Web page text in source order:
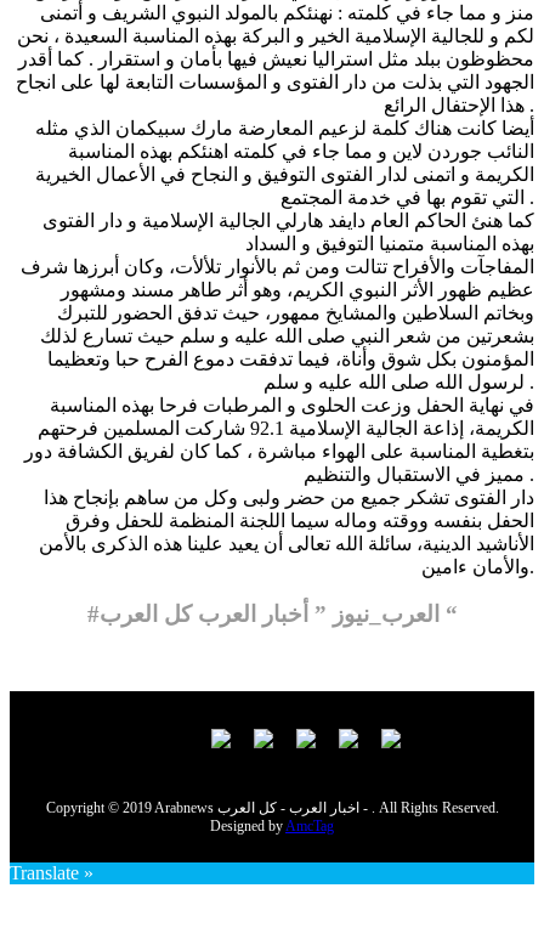
منز و مما جاء في كلمته : نهنئكم بالمولد النبوي الشريف و أتمنى
لكم و للجالية الإسلامية الخير و البركة بهذه المناسبة السعيدة ، نحن
محظوظون ببلد مثل استراليا نعيش فيها بأمان و استقرار . كما أقدر
الجهود التي بذلت من دار الفتوى و المؤسسات التابعة لها على انجاح
هذا الإحتفال الرائع .
أيضا كانت هناك كلمة لزعيم المعارضة مارك سبيكمان الذي مثله
النائب جوردن لاين و مما جاء في كلمته اهنئكم بهذه المناسبة
الكريمة و اتمنى لدار الفتوى التوفيق و النجاح في الأعمال الخيرية
التي تقوم بها في خدمة المجتمع .
كما هنئ الحاكم العام دايفد هارلي الجالية الإسلامية و دار الفتوى
بهذه المناسبة متمنيا التوفيق و السداد
المفاجآت والأفراح تتالت ومن ثم بالأنوار تلألأت، وكان أبرزها شرف
عظيم ظهور الأثر النبوي الكريم، وهو أثر طاهر مسند ومشهور
وبخاتم السلاطين والمشايخ ممهور، حيث تدفق الحضور للتبرك
بشعرتين من شعر النبي صلى الله عليه و سلم حيث تسارع لذلك
المؤمنون بكل شوق وأناة، فيما تدفقت دموع الفرح حبا وتعظيما
لرسول الله صلى الله عليه و سلم .
في نهاية الحفل وزعت الحلوى و المرطبات فرحا بهذه المناسبة
الكريمة، إذاعة الجالية الإسلامية 92.1 شاركت المسلمين فرحتهم
بتغطية المناسبة على الهواء مباشرة ، كما كان لفريق الكشافة دور
مميز في الاستقبال والتنظيم .
دار الفتوى تشكر جميع من حضر ولبى وكل من ساهم بإنجاح هذا
الحفل بنفسه ووقته وماله سيما اللجنة المنظمة للحفل وفرق
الأناشيد الدينية، سائلة الله تعالى أن يعيد علينا هذه الذكرى بالأمن
والأمان ءامين.
#العرب_نيوز ” أخبار العرب كل العرب “
Copyright © 2019 Arabnews اخبار العرب - كل العرب - . All Rights Reserved.
Designed byAmcTag
Translate »